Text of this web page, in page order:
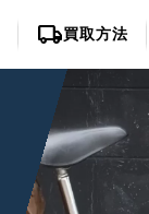
local_shipping買取方法